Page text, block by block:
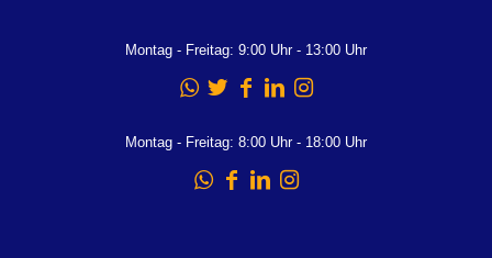
Montag - Freitag: 9:00 Uhr - 13:00 Uhr
Montag - Freitag: 8:00 Uhr - 18:00 Uhr